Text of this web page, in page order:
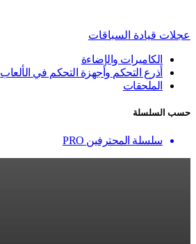
عجلات قيادة السباقات
الكاميرات والإضاءة
أذرع التحكم وأجهزة التحكم في الألعاب
الملحقات
حسب السلسلة
سلسلة المحترفين PRO